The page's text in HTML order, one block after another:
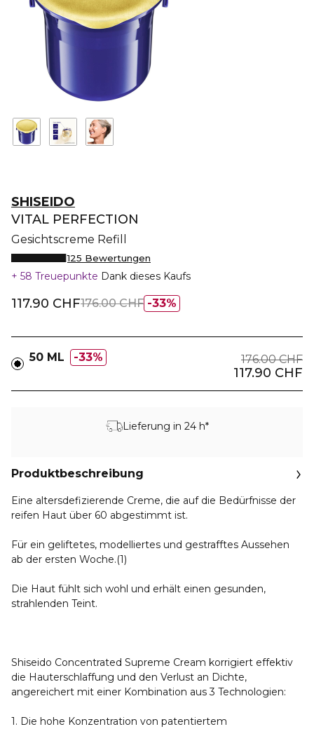
SHISEIDO
VITAL PERFECTION
Gesichtscreme Refill
125 Bewertungen
58 Treuepunkte Dank dieses Kaufs
33%
117.90 CHF176.00 CHF
50 ML 33% 176.00 CHF
117.90 CHF
Lieferung in 24 h*
Produktbeschreibung
Eine altersdefizierende Creme, die auf die Bedürfnisse der
reifen Haut über 60 abgestimmt ist.
Für ein geliftetes, modelliertes und gestrafftes Aussehen
ab der ersten Woche.(1)
Die Haut fühlt sich wohl und erhält einen gesunden,
strahlenden Teint.
Shiseido Concentrated Supreme Cream korrigiert effektiv
die Hauterschlaffung und den Verlust an Dichte,
angereichert mit einer Kombination aus 3 Technologien:
1. Die hohe Konzentration von patentiertem